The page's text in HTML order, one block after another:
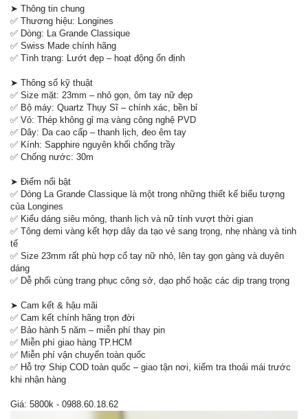
➤ Thông tin chung
✅ Thương hiệu: Longines
✅ Dòng: La Grande Classique
✅ Swiss Made chính hãng
✅ Tình trạng: Lướt đẹp – hoạt động ổn định
➤ Thông số kỹ thuật
✅ Size mặt: 23mm – nhỏ gọn, ôm tay nữ đẹp
✅ Bộ máy: Quartz Thụy Sĩ – chính xác, bền bỉ
✅ Vỏ: Thép không gỉ mạ vàng công nghệ PVD
✅ Dây: Da cao cấp – thanh lịch, đeo êm tay
✅ Kính: Sapphire nguyên khối chống trầy
✅ Chống nước: 30m
➤ Điểm nổi bật
✅ Dòng La Grande Classique là một trong những thiết kế biểu tượng
của Longines
✅ Kiểu dáng siêu mỏng, thanh lịch và nữ tính vượt thời gian
✅ Tông demi vàng kết hợp dây da tạo vẻ sang trọng, nhẹ nhàng và tinh
tế
✅ Size 23mm rất phù hợp cổ tay nữ nhỏ, lên tay gọn gàng và duyên
dáng
✅ Dễ phối cùng trang phục công sở, dạo phố hoặc các dịp trang trọng
➤ Cam kết & hậu mãi
✅ Cam kết chính hãng trọn đời
✅ Bảo hành 5 năm – miễn phí thay pin
✅ Miễn phí giao hàng TP.HCM
✅ Miễn phí vận chuyển toàn quốc
✅ Hỗ trợ Ship COD toàn quốc – giao tận nơi, kiểm tra thoải mái trước
khi nhận hàng
Giá: 5800k - 0988.60.18.62